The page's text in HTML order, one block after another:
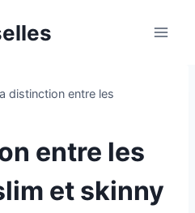
distinction entre les
entre les
et skinny